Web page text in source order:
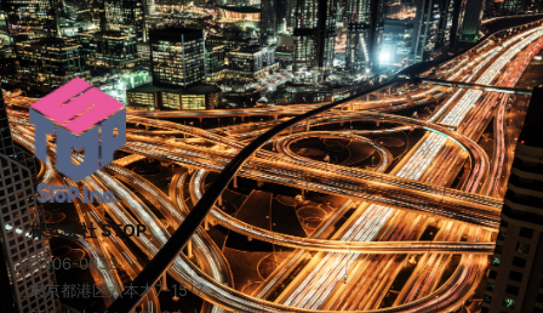
株式会社 STOP
〒106-0032
東京都港区六本木7-15-7